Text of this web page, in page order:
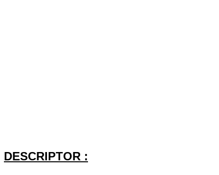
DESCRIPTOR :